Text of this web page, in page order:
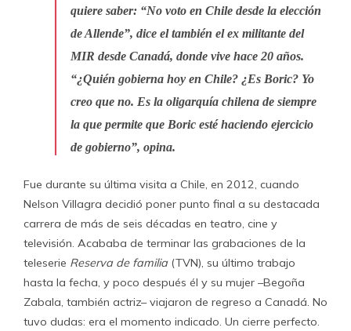
quiere saber: “No voto en Chile desde la elección
de Allende”, dice el también el ex militante del
MIR desde Canadá, donde vive hace 20 años.
“¿Quién gobierna hoy en Chile? ¿Es Boric? Yo
creo que no. Es la oligarquía chilena de siempre
la que permite que Boric esté haciendo ejercicio
de gobierno”, opina.
Fue durante su última visita a Chile, en 2012, cuando
Nelson Villagra decidió poner punto final a su destacada
carrera de más de seis décadas en teatro, cine y
televisión. Acababa de terminar las grabaciones de la
teleserie Reserva de familia(TVN), su último trabajo
hasta la fecha, y poco después él y su mujer –Begoña
Zabala, también actriz– viajaron de regreso a Canadá. No
tuvo dudas: era el momento indicado. Un cierre perfecto.